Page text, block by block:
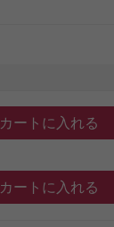
カートに入れる
カートに入れる